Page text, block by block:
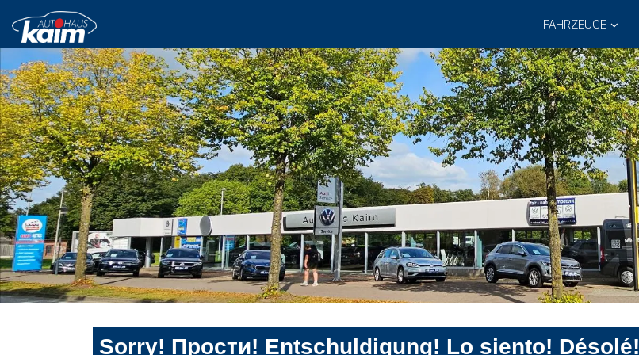
FAHRZEUGE
Sorry! Прости! Entschuldigung! Lo siento! Désolé!